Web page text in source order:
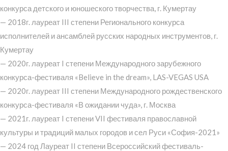
конкурса детского и юношеского творчества, г. Кумертау
— 2018г. лауреат III степени Регионального конкурса
исполнителей и ансамблей русских народных инструментов, г.
Кумертау
— 2020г. лауреат I степени Международного зарубежного
конкурса-фестиваля «Believe in the dream», LAS-VEGAS USA
— 2020г. лауреат III степени Международного рождественского
конкурса-фестиваля «В ожидании чуда», г. Москва
— 2021г. лауреат I степени VII фестиваля православной
культуры и традиций малых городов и сел Руси «София-2021»
— 2024 год Лауреат II степени Всероссийский фестиваль-